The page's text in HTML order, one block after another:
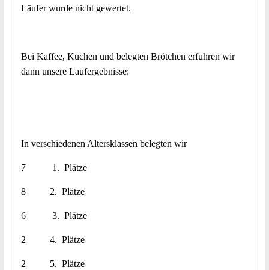
Läufer wurde nicht gewertet.
Bei Kaffee, Kuchen und belegten Brötchen erfuhren wir
dann unsere Laufergebnisse:
In verschiedenen Altersklassen belegten wir
7 1. Plätze
8 2. Plätze
6 3. Plätze
2 4. Plätze
2 5. Plätze